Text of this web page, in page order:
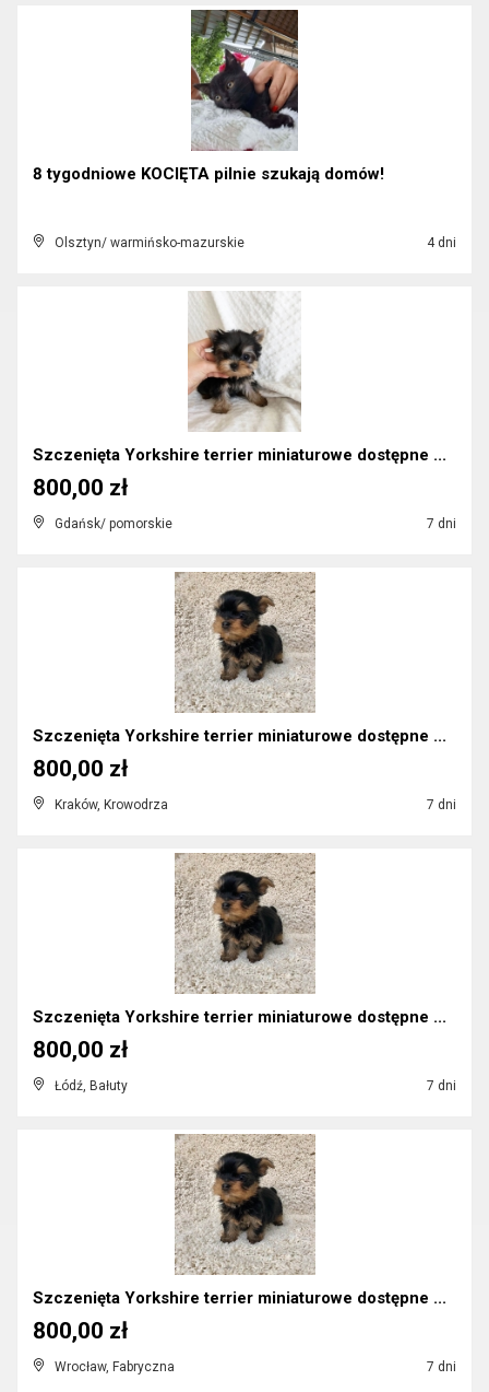
8 tygodniowe KOCIĘTA pilnie szukają domów!
Olsztyn/ warmińsko-mazurskie 4 dni
Szczenięta Yorkshire terrier miniaturowe dostępne ...
Gdańsk/ pomorskie 7 dni
800,00 zł
Szczenięta Yorkshire terrier miniaturowe dostępne ...
Kraków, Krowodrza 7 dni
800,00 zł
Szczenięta Yorkshire terrier miniaturowe dostępne ...
Łódź, Bałuty 7 dni
800,00 zł
Szczenięta Yorkshire terrier miniaturowe dostępne ...
Wrocław, Fabryczna 7 dni
800,00 zł